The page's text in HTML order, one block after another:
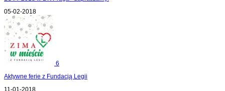
05-02-2018
6
Aktywne ferie z Fundacją Legii
11-01-2018